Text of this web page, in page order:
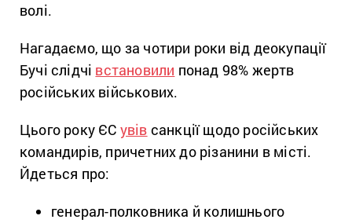
волі.
Нагадаємо, що за чотири роки від деокупації
Бучі слідчі встановили понад 98% жертв
російських військових.
Цього року ЄС увів санкції щодо російських
командирів, причетних до різанини в місті.
Йдеться про:
генерал-полковника й колишнього